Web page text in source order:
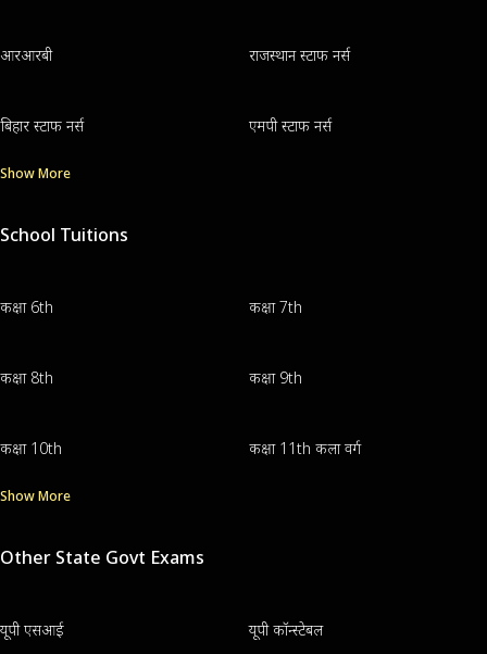
आरआरबी राजस्थान स्टाफ नर्स
बिहार स्टाफ नर्स एमपी स्टाफ नर्स
Show More
School Tuitions
कक्षा 6th कक्षा 7th
कक्षा 8th कक्षा 9th
कक्षा 10th कक्षा 11th कला वर्ग
Show More
Other State Govt Exams
यूपी एसआई यूपी कॉन्स्टेबल